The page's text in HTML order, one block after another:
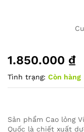
1.850.000 ₫
Tình trạng: Còn hàng
Sản phẩm Cao lỏng
Quốc là chiết xuất